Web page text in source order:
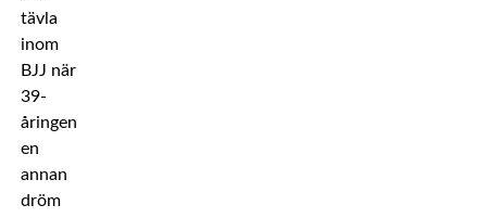
tävla
inom
BJJ när
39-
åringen
en
annan
dröm